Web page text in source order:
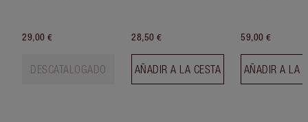
29,00 €
DESCATALOGADO
28,50 €
AÑADIR A LA CESTA
59,00 €
AÑADIR A LA